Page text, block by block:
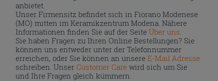
anbietet.
Unser Firmensitz befindet sich in Fiorano Modenese
(MO) mitten im Keramikzentrum Modena. Nähere
Informationen finden Sie auf der Seite Über uns
Sie haben Fragen zu Ihren Online Bestellungen? Sie
können uns entweder unter der Telefonnummer
erreichen, oder Sie können an unsereE-Mail Adresse
schreiben. UnserCustomer Care wird sich um Sie
und Ihre Fragen gleich kümmern.